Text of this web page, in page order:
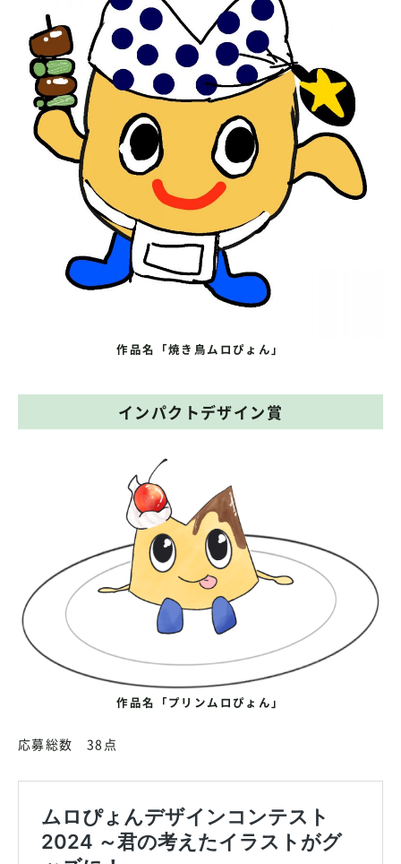
作品名「焼き鳥ムロぴょん」
インパクトデザイン賞
作品名「プリンムロぴょん」
応募総数 38点